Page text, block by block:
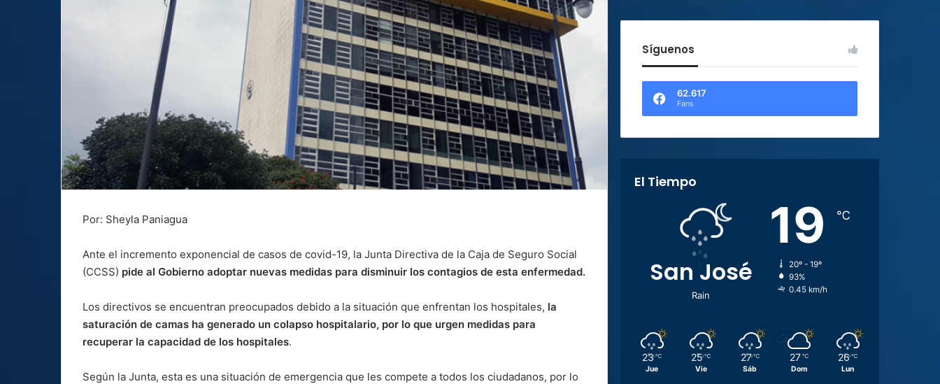
Por: Sheyla Paniagua
Ante el incremento exponencial de casos de covid-19, la Junta Directiva de la Caja de Seguro Social
(CCSS) pide al Gobierno adoptar nuevas medidas para disminuir los contagios de esta enfermedad.
Los directivos se encuentran preocupados debido a la situación que enfrentan los hospitales, la
saturación de camas ha generado un colapso hospitalario, por lo que urgen medidas para
recuperar la capacidad de los hospitales.
Según la Junta, esta es una situación de emergencia que les compete a todos los ciudadanos, por lo
Síguenos
62.617
Fans
El Tiempo
San José
Rain
19 ℃
20º - 19º
93%
0.45 km/h
23 ℃
Jue
25 ℃
Vie
27 ℃
Sáb
27 ℃
Dom
26 ℃
Lun